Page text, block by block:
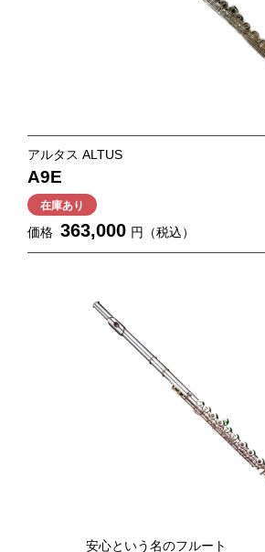
アルタス ALTUS
A9E
在庫あり
価格 363,000 円（税込）
安心という名のフルート